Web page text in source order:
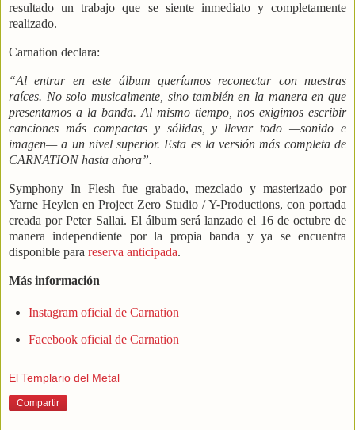
resultado un trabajo que se siente inmediato y completamente
realizado.
Carnation declara:
“Al entrar en este álbum queríamos reconectar con nuestras
raíces. No solo musicalmente, sino también en la manera en que
presentamos a la banda. Al mismo tiempo, nos exigimos escribir
canciones más compactas y sólidas, y llevar todo —sonido e
imagen— a un nivel superior. Esta es la versión más completa de
CARNATION hasta ahora”.
Symphony In Flesh fue grabado, mezclado y masterizado por
Yarne Heylen en Project Zero Studio / Y-Productions, con portada
creada por Peter Sallai. El álbum será lanzado el 16 de octubre de
manera independiente por la propia banda y ya se encuentra
disponible para reserva anticipada.
Más información
Instagram oficial de Carnation
Facebook oficial de Carnation
El Templario del Metal
Compartir